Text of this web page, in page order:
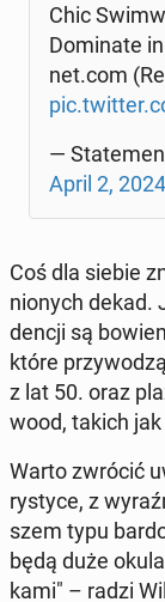
Chic
Do­mi­na­te
net.com
—
April 2, 2024
Coś dla siebie
nio­nych dekad.
den­cji są
które
z lat 50. oraz
wo­od, takich
Warto zwrócić
ry­sty­ce, z
szem typu
będą duże
ka­mi" – radzi